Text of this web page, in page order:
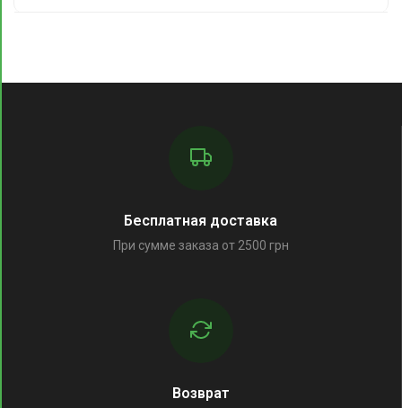
Бесплатная доставка
При сумме заказа от 2500 грн
Возврат